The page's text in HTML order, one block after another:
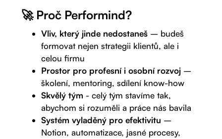
🚀 Proč Performind?
Vliv, který jinde nedostaneš – budeš
formovat nejen strategii klientů, ale i
celou firmu
Prostor pro profesní i osobní rozvoj –
školení, mentoring, sdílení know-how
Skvělý tým - celý tým stavíme tak,
abychom si rozuměli a práce nás bavila
Systém vyladěný pro efektivitu –
Notion, automatizace, jasné procesy,